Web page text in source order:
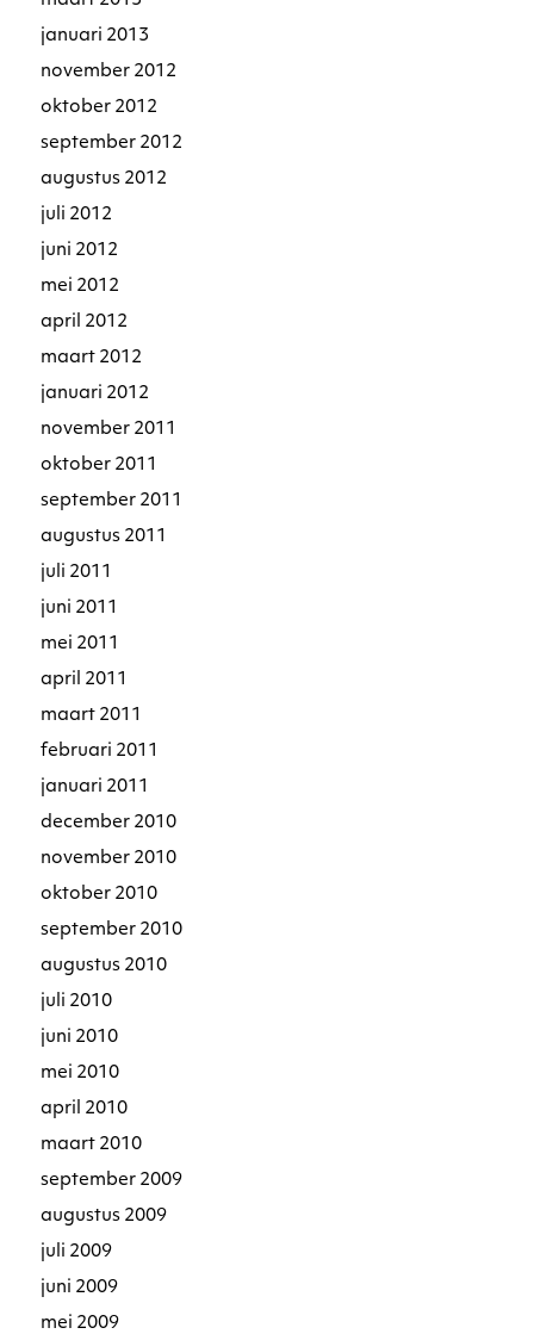
januari 2013
november 2012
oktober 2012
september 2012
augustus 2012
juli 2012
juni 2012
mei 2012
april 2012
maart 2012
januari 2012
november 2011
oktober 2011
september 2011
augustus 2011
juli 2011
juni 2011
mei 2011
april 2011
maart 2011
februari 2011
januari 2011
december 2010
november 2010
oktober 2010
september 2010
augustus 2010
juli 2010
juni 2010
mei 2010
april 2010
maart 2010
september 2009
augustus 2009
juli 2009
juni 2009
mei 2009